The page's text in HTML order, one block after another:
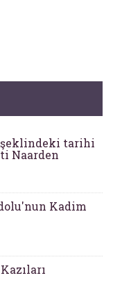
şeklindeki tarihi
Naarden
Kadim